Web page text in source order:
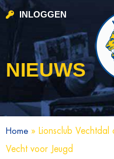
INLOGGEN
NIEUWS
Home » Lionsclub
Vecht voor Jeugd